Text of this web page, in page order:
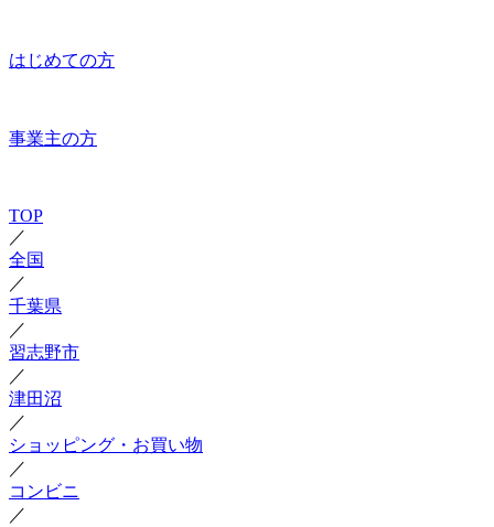
はじめての方
事業主の方
TOP
／
全国
／
千葉県
／
習志野市
／
津田沼
／
ショッピング・お買い物
／
コンビニ
／